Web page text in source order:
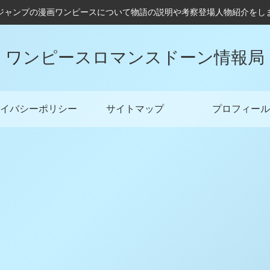
ャンプの漫画ワンピースについて物語の説明や考察登場人物紹介をし
ワンピースロマンスドーン情報局
バシーポリシー サイトマップ プロフィール